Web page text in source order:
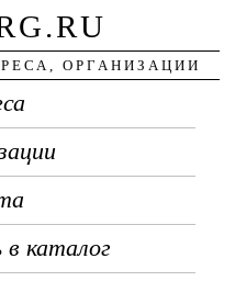
ОРГАНИЗАЦИИ
каталог